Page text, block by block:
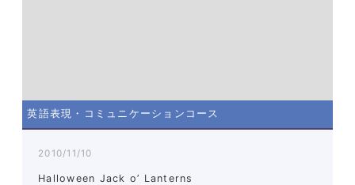
英語表現・コミュニケーションコース
2010/11/10
Halloween Jack o’ Lanterns